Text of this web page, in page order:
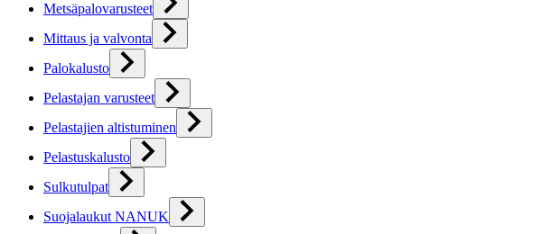
Metsäpalovarusteet
Mittaus ja valvonta
Palokalusto
Pelastajan varusteet
Pelastajien altistuminen
Pelastuskalusto
Sulkutulpat
Suojalaukut NANUK